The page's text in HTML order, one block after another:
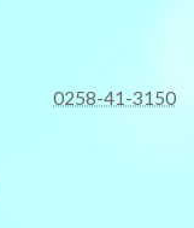
0258-41-3150